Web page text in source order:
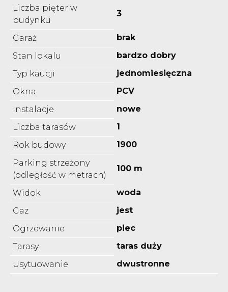
Liczba pięter w
budynku
3
Garaż
brak
Stan lokalu
bardzo dobry
Typ kaucji
jednomiesięczna
Okna
PCV
Instalacje
nowe
Liczba tarasów
1
Rok budowy
1900
Parking strzeżony
(odległość w metrach)
100 m
Widok
woda
Gaz
jest
Ogrzewanie
piec
Tarasy
taras duży
Usytuowanie
dwustronne